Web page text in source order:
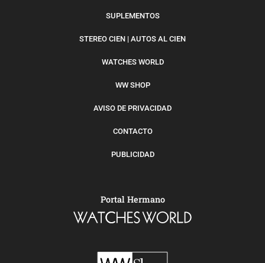
SUPLEMENTOS
STEREO CIEN | AUTOS AL CIEN
WATCHES WORLD
WW SHOP
AVISO DE PRIVACIDAD
CONTACTO
PUBLICIDAD
Portal Hermano